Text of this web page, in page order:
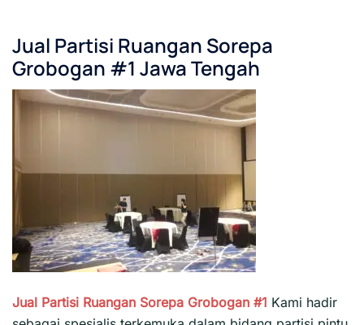
Jual Partisi Ruangan Sorepa
Grobogan #1 Jawa Tengah
Jual Partisi Ruangan Sorepa Grobogan #1 Kami hadir